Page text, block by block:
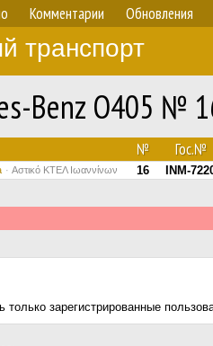
Комментарии Обновления
транспорт
Benz O405 №
№ Гос.№
Αστικό ΚΤΕΛ Ιωαννίνων 16 INM-
только зарегистрированные